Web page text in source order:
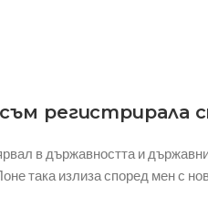
регистрирала
в държавността и
така излиза според мен с